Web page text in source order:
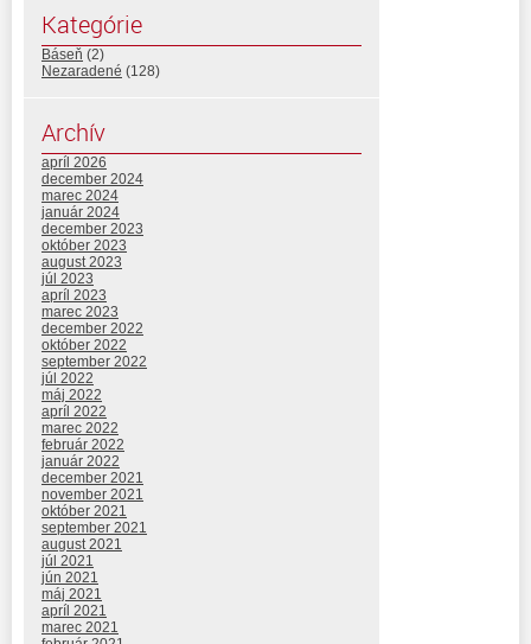
Kategórie
Báseň (2)
Nezaradené (128)
Archív
apríl 2026
december 2024
marec 2024
január 2024
december 2023
október 2023
august 2023
júl 2023
apríl 2023
marec 2023
december 2022
október 2022
september 2022
júl 2022
máj 2022
apríl 2022
marec 2022
február 2022
január 2022
december 2021
november 2021
október 2021
september 2021
august 2021
júl 2021
jún 2021
máj 2021
apríl 2021
marec 2021